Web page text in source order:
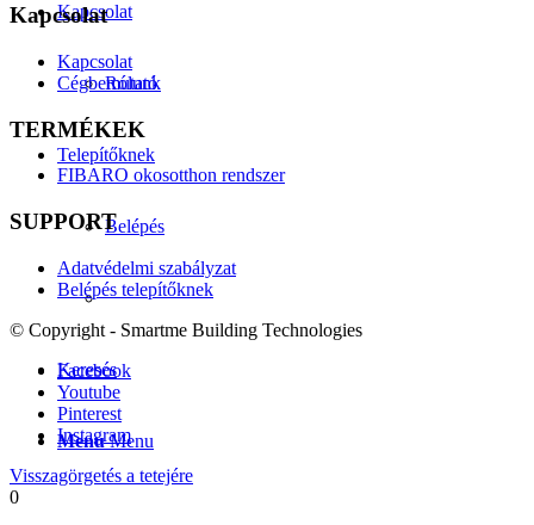
Kapcsolat
Rólunk
Telepítőknek
Belépés
Keresés
Menu Menu
Kapcsolat
Kapcsolat
Cégbemutató
TERMÉKEK
FIBARO okosotthon rendszer
SUPPORT
Adatvédelmi szabályzat
Belépés telepítőknek
© Copyright - Smartme Building Technologies
Facebook
Youtube
Pinterest
Instagram
Visszagörgetés a tetejére
0